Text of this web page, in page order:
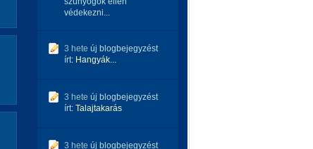
védekezni...
3 hete új blogbejegyzést
írt: Hangyák...
3 hete új blogbejegyzést
írt: Talajtakarás
3 hete új blogbejegyzést